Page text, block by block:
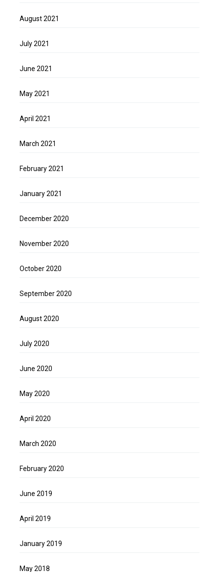
August 2021
July 2021
June 2021
May 2021
April 2021
March 2021
February 2021
January 2021
December 2020
November 2020
October 2020
September 2020
August 2020
July 2020
June 2020
May 2020
April 2020
March 2020
February 2020
June 2019
April 2019
January 2019
May 2018